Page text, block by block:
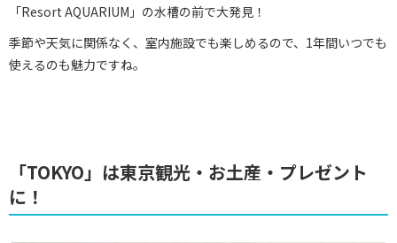
「Resort AQUARIUM」の水槽の前で大発見！
季節や天気に関係なく、室内施設でも楽しめるので、1年間いつでも
使えるのも魅力ですね。
「TOKYO」は東京観光・お土産・プレゼント
に！